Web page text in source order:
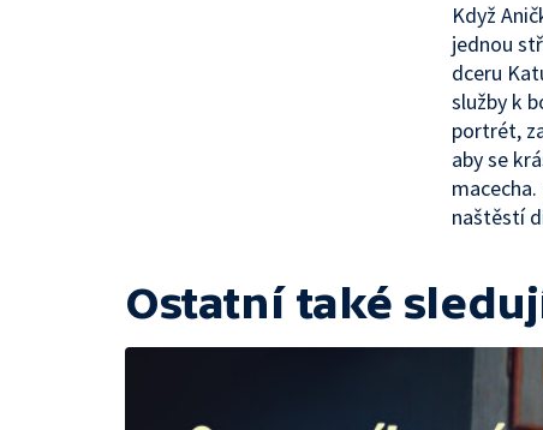
Když
jednou
dceru
služby k
portrét,
aby se
naštěstí
Ostatní také